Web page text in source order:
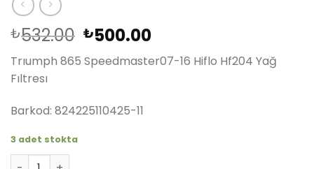
₺532.00 Orijinal
fiyat:
₺532.00.
₺500.00Şu
andaki
fiyat:
Trıumph 865 Speedmaster07-16 Hiflo Hf204 Yağ
Fıltresı
Barkod: 824225110425-11
3 adet stokta
Trıumph 865 Speedmaster 07-16 Hiflo Hf204 Yağ